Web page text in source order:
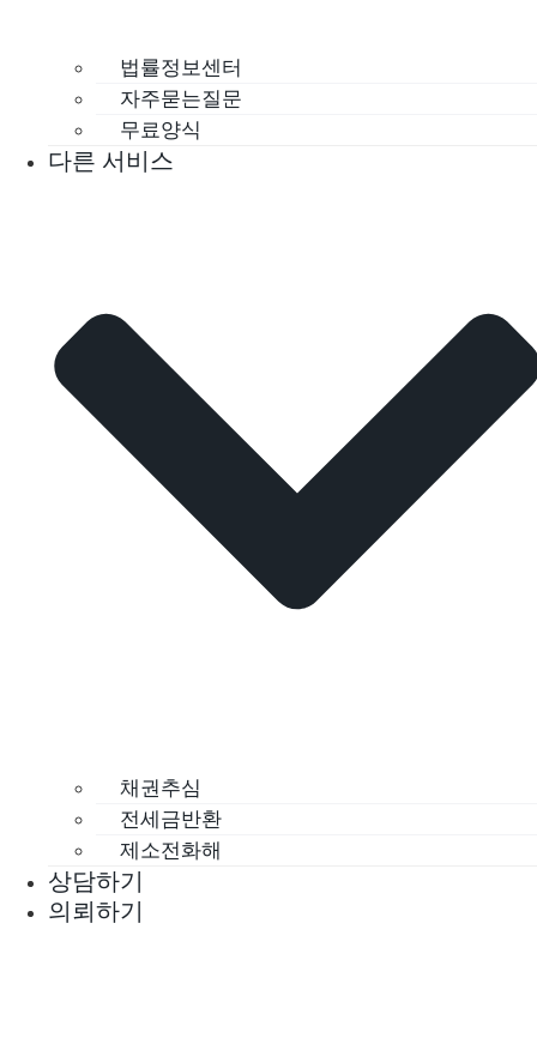
법률정보센터
자주묻는질문
무료양식
다른 서비스
채권추심
전세금반환
제소전화해
상담하기
의뢰하기